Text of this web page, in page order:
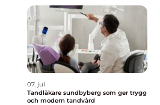
07. jul
Tandläkare sundbyberg som ger trygg
och modern tandvård